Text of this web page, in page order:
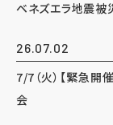
ベネズエラ地震
26.07.02
7/7（火）【緊急
会